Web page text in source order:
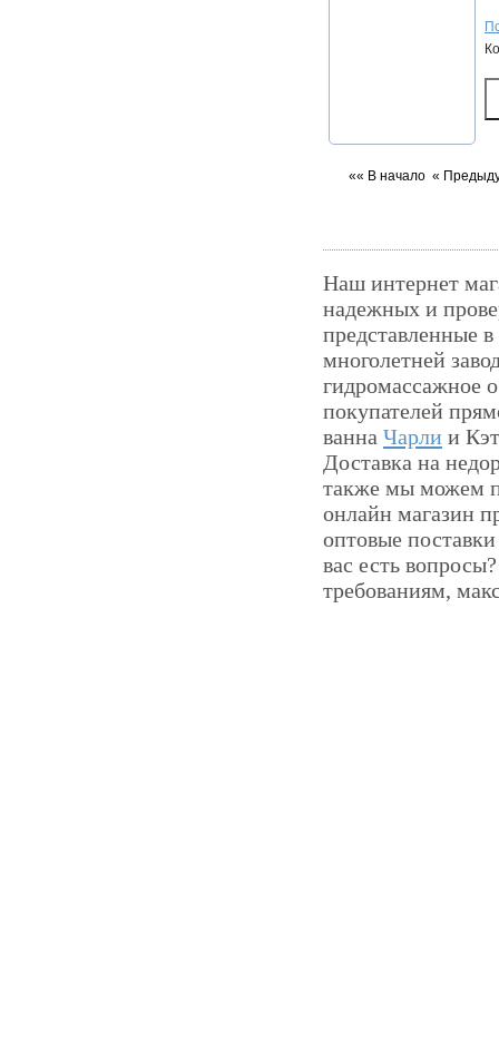
«« В начало «
Наш интернет
надежных и
представленные
многолетней
гидромассажное
покупателей
ванна Чарли и
Доставка на
также мы можем
онлайн магазин
оптовые
вас есть
требованиям,